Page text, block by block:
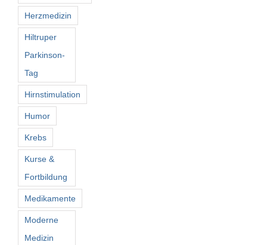
Herzmedizin
Hiltruper
Parkinson-
Tag
Hirnstimulation
Humor
Krebs
Kurse &
Fortbildung
Medikamente
Moderne
Medizin